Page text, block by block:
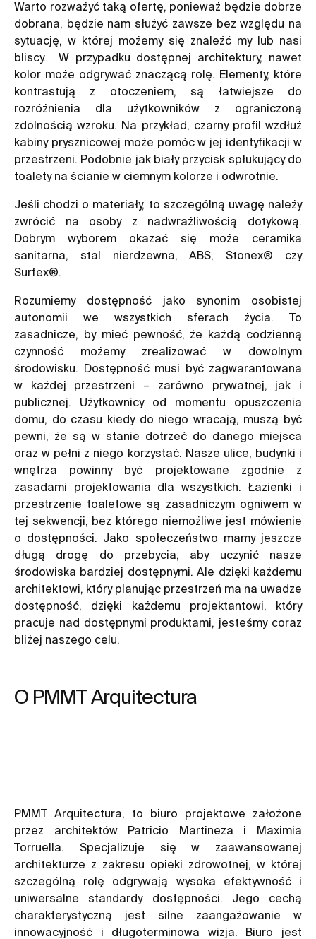
Warto rozważyć taką ofertę, ponieważ będzie dobrze
dobrana, będzie nam służyć zawsze bez względu na
sytuację, w której możemy się znaleźć my lub nasi
bliscy. W przypadku dostępnej architektury, nawet
kolor może odgrywać znaczącą rolę. Elementy, które
kontrastują z otoczeniem, są łatwiejsze do
rozróżnienia dla użytkowników z ograniczoną
zdolnością wzroku. Na przykład, czarny profil wzdłuż
kabiny prysznicowej może pomóc w jej identyfikacji w
przestrzeni. Podobnie jak biały przycisk spłukujący do
toalety na ścianie w ciemnym kolorze i odwrotnie.
Jeśli chodzi o materiały, to szczególną uwagę należy
zwrócić na osoby z nadwrażliwością dotykową.
Dobrym wyborem okazać się może ceramika
sanitarna, stal nierdzewna, ABS, Stonex® czy
Surfex®.
Rozumiemy dostępność jako synonim osobistej
autonomii we wszystkich sferach życia. To
zasadnicze, by mieć pewność, że każdą codzienną
czynność możemy zrealizować w dowolnym
środowisku. Dostępność musi być zagwarantowana
w każdej przestrzeni – zarówno prywatnej, jak i
publicznej. Użytkownicy od momentu opuszczenia
domu, do czasu kiedy do niego wracają, muszą być
pewni, że są w stanie dotrzeć do danego miejsca
oraz w pełni z niego korzystać. Nasze ulice, budynki i
wnętrza powinny być projektowane zgodnie z
zasadami projektowania dla wszystkich. Łazienki i
przestrzenie toaletowe są zasadniczym ogniwem w
tej sekwencji, bez którego niemożliwe jest mówienie
o dostępności. Jako społeczeństwo mamy jeszcze
długą drogę do przebycia, aby uczynić nasze
środowiska bardziej dostępnymi. Ale dzięki każdemu
architektowi, który planując przestrzeń ma na uwadze
dostępność, dzięki każdemu projektantowi, który
pracuje nad dostępnymi produktami, jesteśmy coraz
bliżej naszego celu.
O PMMT Arquitectura
PMMT Arquitectura, to biuro projektowe założone
przez architektów Patricio Martineza i Maximia
Torruella. Specjalizuje się w zaawansowanej
architekturze z zakresu opieki zdrowotnej, w której
szczególną rolę odgrywają wysoka efektywność i
uniwersalne standardy dostępności. Jego cechą
charakterystyczną jest silne zaangażowanie w
innowacyjność i długoterminowa wizja. Biuro jest